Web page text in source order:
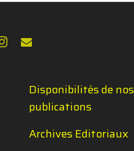
Disponibilités de nos
publications
Archives Editoriaux